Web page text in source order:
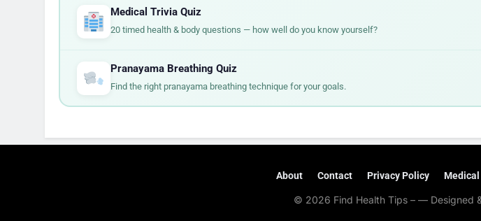
Medical Trivia Quiz
20 timed health & body questions — how well do you know yourself?
Pranayama Breathing Quiz
Find the right pranayama breathing technique for your goals.
About Contact Privacy Policy
© 2026 Find Health Tips – — Designed